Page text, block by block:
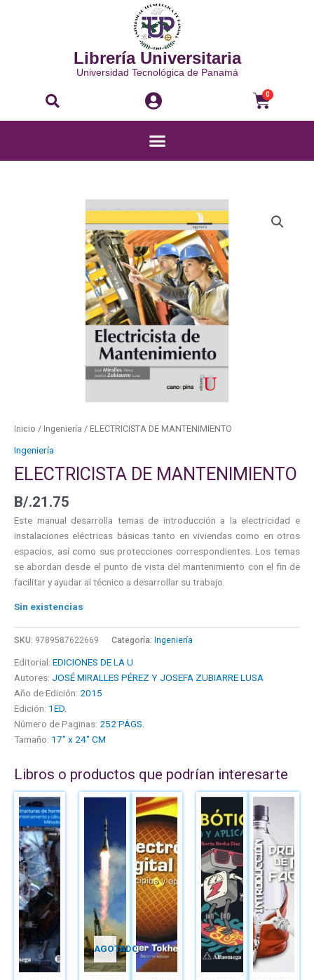
Librería Universitaria
Universidad Tecnológica de Panamá
Buscar 0
Menú
Inicio / Ingeniería / ELECTRICISTA DE MANTENIMIENTO
Ingeniería
ELECTRICISTA DE MANTENIMIENTO
B/.21.75
Este manual desarrolla temas de introducción a la electricidad e
instalaciones eléctricas básicas tanto en viviendas como en otros
espacios, así como sus protecciones correspondientes. Los temas
se abordan desde el punto de vista del mantenimiento con el fin de
facilitar y ayudar al técnico a desarrollar su trabajo.
Sin existencias
SKU: 9789587622669 Categoría: Ingeniería
Editorial: EDICIONES DE LA U
Autores: JOSÉ MIRALLES PÉREZ Y JOSEFA ZUBIARRE LUSA
Año de Edición: 2015
Edición: 1ED.
Número de Paginas: 252 PÁGS.
Tamaño: 17" x 24" CM
Libros o productos que podrían interesarte
AGOTADO